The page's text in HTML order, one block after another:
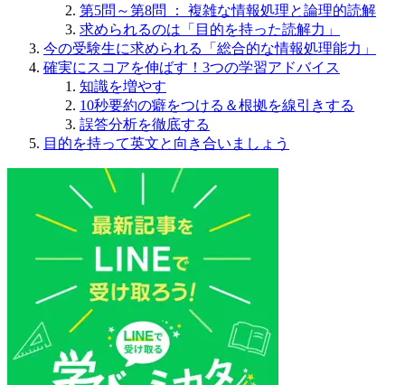
第5問～第8問 ： 複雑な情報処理と論理的読解
求められるのは「目的を持った読解力」
今の受験生に求められる「総合的な情報処理能力」
確実にスコアを伸ばす！3つの学習アドバイス
知識を増やす
10秒要約の癖をつける＆根拠を線引きする
誤答分析を徹底する
目的を持って英文と向き合いましょう